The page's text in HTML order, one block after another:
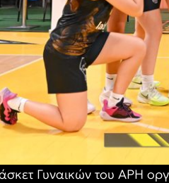
Γυναικών του ΑΡΗ